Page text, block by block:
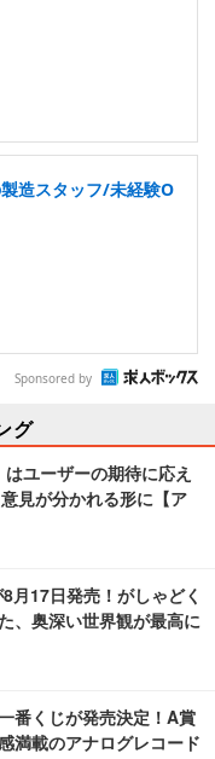
造スタッフ/未経験O
Sponsored by
グ
ユーザーの期待に応え
見が分かれる形に【ア
月17日発売！がしゃどく
、奥深い世界観が最高に
番くじが発売決定！A賞
満載のアナログレコード